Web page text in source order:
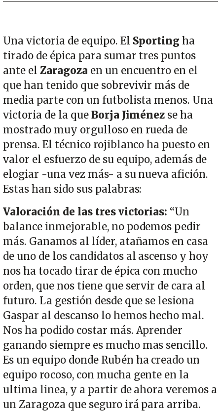
Una victoria de equipo. El Sporting ha
tirado de épica para sumar tres puntos
ante el Zaragoza en un encuentro en el
que han tenido que sobrevivir más de
media parte con un futbolista menos. Una
victoria de la queBorja Jiménez se ha
mostrado muy orgulloso en rueda de
prensa. El técnico rojiblanco ha puesto en
valor el esfuerzo de su equipo, además de
elogiar -una vez más- a su nueva afición.
Estas han sido sus palabras:
Valoración de las tres victorias: “Un
balance inmejorable, no podemos pedir
más. Ganamos al líder, atañamos en casa
de uno de los candidatos al ascenso y hoy
nos ha tocado tirar de épica con mucho
orden, que nos tiene que servir de cara al
futuro. La gestión desde que se lesiona
Gaspar al descanso lo hemos hecho mal.
Nos ha podido costar más. Aprender
ganando siempre es mucho mas sencillo.
Es un equipo donde Rubén ha creado un
equipo rocoso, con mucha gente en la
ultima linea, y a partir de ahora veremos a
un Zaragoza que seguro irá para arriba.